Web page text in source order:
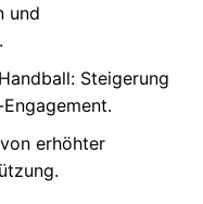
und
Steigerung
erhöhter